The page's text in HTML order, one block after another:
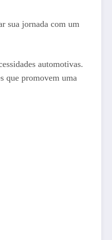
sua jornada com um
automotivas.
que promovem uma